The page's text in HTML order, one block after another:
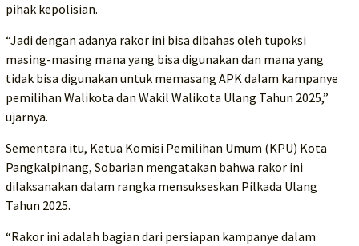
pihak kepolisian.
“Jadi dengan adanya rakor ini bisa dibahas oleh tupoksi
masing-masing mana yang bisa digunakan dan mana yang
tidak bisa digunakan untuk memasang APK dalam kampanye
pemilihan Walikota dan Wakil Walikota Ulang Tahun 2025,”
ujarnya.
Sementara itu, Ketua Komisi Pemilihan Umum (KPU) Kota
Pangkalpinang, Sobarian mengatakan bahwa rakor ini
dilaksanakan dalam rangka mensukseskan Pilkada Ulang
Tahun 2025.
“Rakor ini adalah bagian dari persiapan kampanye dalam